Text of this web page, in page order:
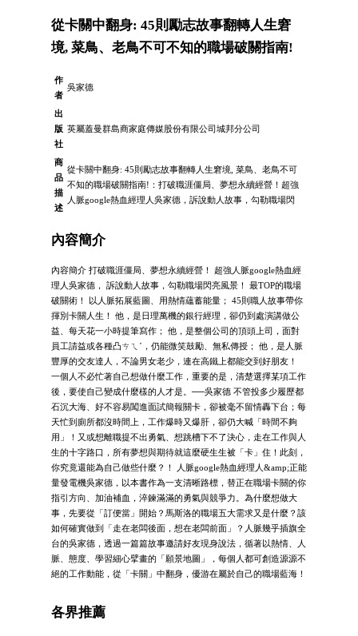
從卡關中翻身: 45則勵志故事翻轉人生窘
境, 菜鳥、老鳥不可不知的職場破關指南!
作
者
吳家德
出
版
社
英屬蓋曼群島商家庭傳媒股份有限公司城邦分公司
商
品
描
述
從卡關中翻身: 45則勵志故事翻轉人生窘境, 菜鳥、老鳥不可
不知的職場破關指南!：打破職涯僵局、夢想永續經營！超強
人脈google熱血經理人吳家德，訴說動人故事，勾勒職場閃
內容簡介
內容簡介 打破職涯僵局、夢想永續經營！ 超強人脈google熱血經
理人吳家德， 訴說動人故事，勾勒職場閃亮風景！ 最TOP的職場
破關術！ 以人脈拓展藍圖、用熱情蘊蓄能量； 45則職人故事帶你
揮別卡關人生！ 他，是日理萬機的銀行經理，卻仍到處演講做公
益、每天花一小時提筆寫作； 他，是整個公司的頂頭上司，面對
員工請益或各種凸ㄘㄟˊ，仍能微笑鼓勵、無私傳授； 他，是人脈
豐厚的交友達人，不論男女老少，連在高鐵上都能交到好朋友！
一個人不必忙著自己想做什麼工作，重要的是，清楚選擇某項工作
後，要使自己變成什麼樣的人才是。──吳家德 不管投多少履歷都
石沉大海、好不容易闖進面試簡報關卡，卻被毫不留情轟下台；每
天忙到廁所都沒時間上，工作爆時又爆肝，卻仍大喊「時間不夠
用」！又或想離職提不出勇氣、想跳槽下不了決心，走在工作與人
生的十字路口，所有夢想與期待就這麼硬生生被「卡」住！此刻，
你究竟還能為自己做些什麼？！ 人脈google熱血經理人&amp;正能
量發電機吳家德，以本書作為一支清晰路標，替正在職場卡關的你
指引方向、加油補血，淬鍊滿滿的勇氣與競爭力。為什麼想做大
事，先要從「訂便當」開始？馬斯洛的職場五大需求又是什麼？該
如何確實做到「走在老闆後面，想在老闆前面」？人脈幾乎插旗全
台的吳家德，透過一篇篇故事邀請好友現身說法，循著以熱情、人
脈、態度、學習細心擘畫的「願景地圖」，每個人都可創造源源不
絕的工作動能，從「卡關」中翻身，優游在屬於自己的職場藍海！
各界推薦